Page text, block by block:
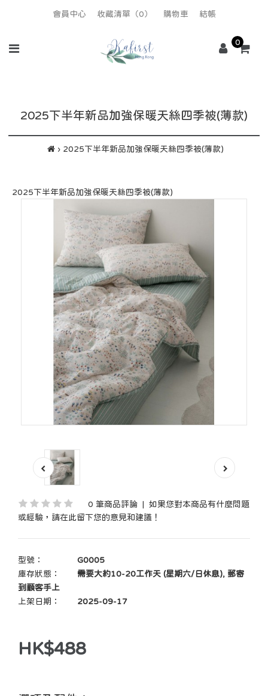
會員中心 收藏清單（0） 購物車 結帳
0
2025下半年新品加強保暖天絲四季被(薄款)
2025下半年新品加強保暖天絲四季被(薄款)
2025下半年新品加強保暖天絲四季被(薄款)
0 筆商品評論
如果您對本商品有什麼問題
或經驗，請在此留下您的意見和建議！
型號：
G0005
庫存狀態：
需要大約10-20工作天 (星期六/日休息), 郵寄
到顧客手上
上架日期：
2025-09-17
HK$488